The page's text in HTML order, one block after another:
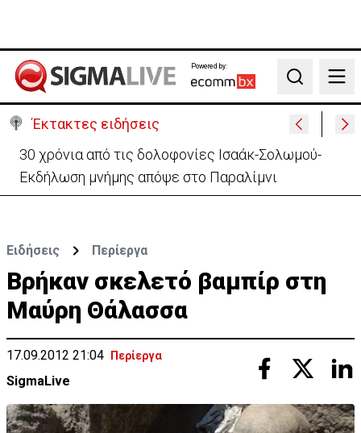
Powered by:
Search
Έκτακτες ειδήσεις
Συνεχίζονται τα 40αρια-Πότε τίθεται σε ισχύ η
κίτρινη προειδοποίηση
Ειδήσεις Περίεργα
Βρήκαν σκελετό βαμπίρ στη
Μαύρη Θάλασσα
17.09.2012 21:04 Περίεργα
SigmaLive